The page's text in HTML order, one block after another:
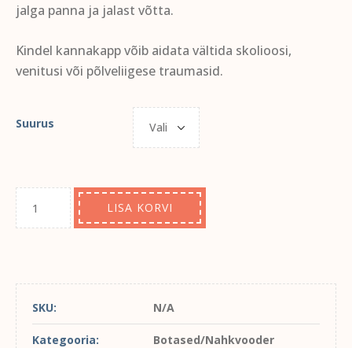
jalga panna ja jalast võtta.
Kindel kannakapp võib aidata vältida skolioosi,
venitusi või põlveliigese traumasid.
Suurus
LISA KORVI
SKU: N/A
Kategooria: Botased/Nahkvooder